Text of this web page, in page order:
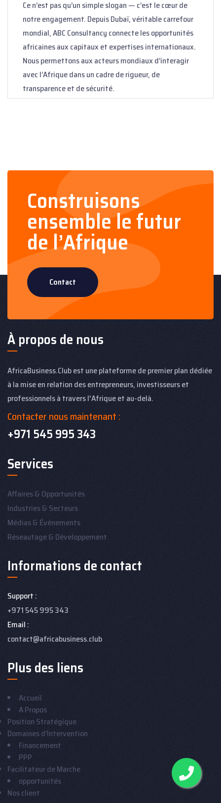
Ce n’est pas qu’un simple slogan — c’est le cœur de
notre engagement. Depuis Dubaï, véritable carrefour
mondial, ABC Consultancy connecte les opportunités
africaines aux capitaux et expertises internationaux.
Nous permettons aux acteurs mondiaux d’interagir
avec l’Afrique dans un cadre de rigueur, de
transparence et de sécurité.
Construisons
ensemble le futur
de l’Afrique
Contact
À propos de nous
AfricaBusiness.Club est une plateforme de premier plan dédiée
à la mise en relation des entrepreneurs, investisseurs et
professionnels à travers l'Afrique et au-delà.
Contacter nous maintenant :
+971 545 995 343
Services
Affaires & Opportunités
Industries & Secteurs
Médias & Événements
Réseautage & Développement
Informations de contact
Support :
+971 545 995 343
Email :
contact@africabusiness.club
Plus des liens
Accueil
A Propos
Position Stratégique
Domaines d’Intervention
Financement
PPP
Facilitateur de Marche
opportunités
Nos client